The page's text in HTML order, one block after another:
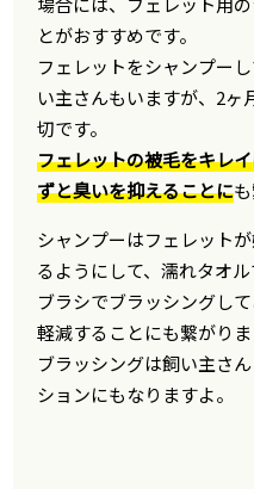
とがおすすめです。
フェレットをシャンプー
い主さんもいますが、2ヶ
切です。
フェレットの被毛をキレ
ずと臭いを抑えることに
シャンプーはフェレット
るようにして、濡れタオ
ブラシでブラッシングし
軽減することにも繋がりま
ブラッシングは飼い主さ
ションにもなりますよ。